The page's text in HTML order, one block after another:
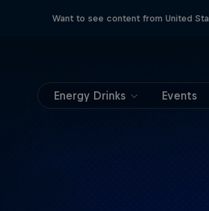
Want to see content from United
Energy Drinks Events